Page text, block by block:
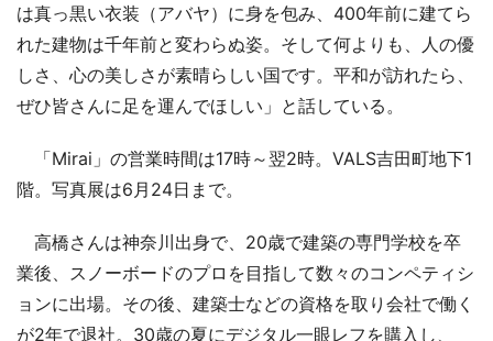
は真っ黒い衣装（アバヤ）に身を包み、400年前に建てら
れた建物は千年前と変わらぬ姿。そして何よりも、人の優
しさ、心の美しさが素晴らしい国です。平和が訪れたら、
ぜひ皆さんに足を運んでほしい」と話している。
「Mirai」の営業時間は17時～翌2時。VALS吉田町地下1
階。写真展は6月24日まで。
高橋さんは神奈川出身で、20歳で建築の専門学校を卒
業後、スノーボードのプロを目指して数々のコンペティシ
ョンに出場。その後、建築士などの資格を取り会社で働く
が2年で退社。30歳の夏にデジタル一眼レフを購入し、